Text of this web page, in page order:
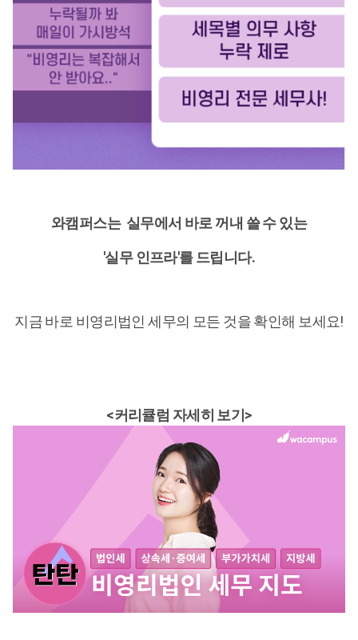
와캠퍼스는 실무에서 바로 꺼내 쓸 수 있는
'실무 인프라'를 드립니다.
지금 바로 비영리법인 세무의 모든 것을 확인해 보세요!
<커리큘럼 자세히 보기>